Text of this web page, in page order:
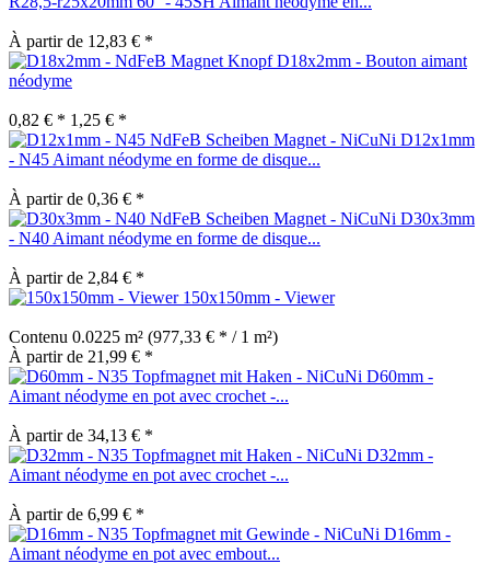
À partir de 12,83 € *
D18x2mm - Bouton aimant
néodyme
0,82 € * 1,25 € *
D12x1mm
- N45 Aimant néodyme en forme de disque...
À partir de 0,36 € *
D30x3mm
- N40 Aimant néodyme en forme de disque...
À partir de 2,84 € *
150x150mm - Viewer
Contenu 0.0225 m² (977,33 € * / 1 m²)
À partir de 21,99 € *
D60mm -
Aimant néodyme en pot avec crochet -...
À partir de 34,13 € *
D32mm -
Aimant néodyme en pot avec crochet -...
À partir de 6,99 € *
D16mm -
Aimant néodyme en pot avec embout...